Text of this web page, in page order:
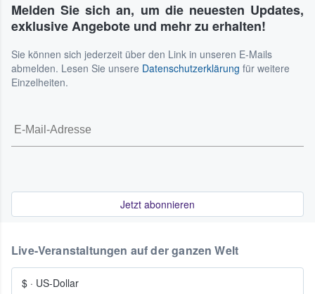
Melden Sie sich an, um die neuesten Updates,
exklusive Angebote und mehr zu erhalten!
Sie können sich jederzeit über den Link in unseren E-Mails
abmelden. Lesen Sie unsere Datenschutzerklärung für weitere
Einzelheiten.
Jetzt abonnieren
Live-Veranstaltungen auf der ganzen Welt
$ · US-Dollar